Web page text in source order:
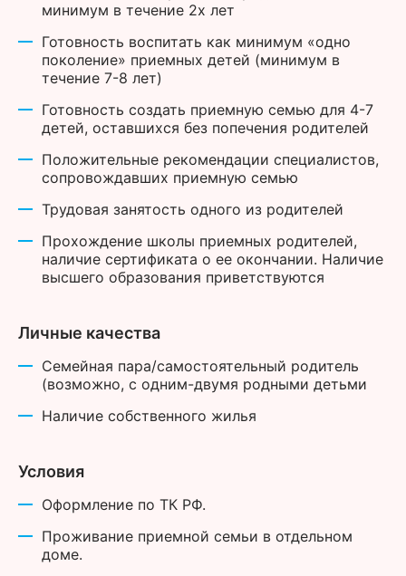
минимум в течение 2х лет
Готовность воспитать как минимум «одно
поколение» приемных детей (минимум в
течение 7-8 лет)
Готовность создать приемную семью для 4-7
детей, оставшихся без попечения родителей
Положительные рекомендации специалистов,
сопровождавших приемную семью
Трудовая занятость одного из родителей
Прохождение школы приемных родителей,
наличие сертификата о ее окончании. Наличие
высшего образования приветствуются
Личные качества
Семейная пара/самостоятельный родитель
(возможно, с одним-двумя родными детьми
Наличие собственного жилья
Условия
Оформление по ТК РФ.
Проживание приемной семьи в отдельном
доме.